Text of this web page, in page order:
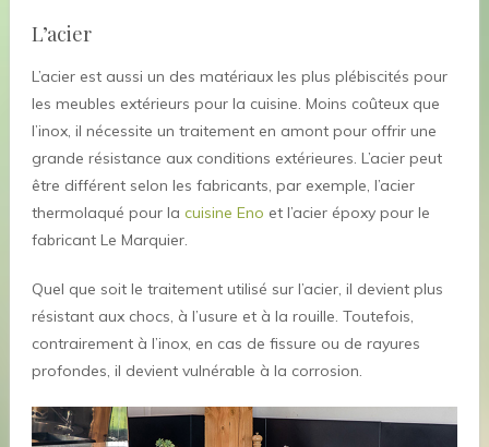
L’acier
L’acier est aussi un des matériaux les plus plébiscités pour
les meubles extérieurs pour la cuisine. Moins coûteux que
l’inox, il nécessite un traitement en amont pour offrir une
grande résistance aux conditions extérieures. L’acier peut
être différent selon les fabricants, par exemple, l’acier
thermolaqué pour la cuisine Eno et l’acier époxy pour le
fabricant Le Marquier.
Quel que soit le traitement utilisé sur l’acier, il devient plus
résistant aux chocs, à l’usure et à la rouille. Toutefois,
contrairement à l’inox, en cas de fissure ou de rayures
profondes, il devient vulnérable à la corrosion.